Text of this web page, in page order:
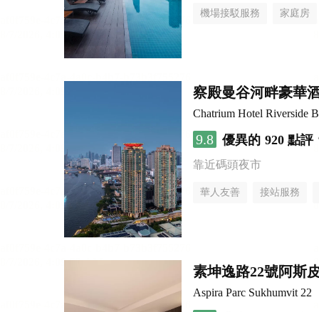
機場接駁服務 家庭房
察殿曼谷河畔豪華
Chatrium Hotel Riverside
9.8 優異的 920 點評
靠近碼頭夜市
華人友善 接站服務
素坤逸路22號阿斯
Aspira Parc Sukhumvit 22